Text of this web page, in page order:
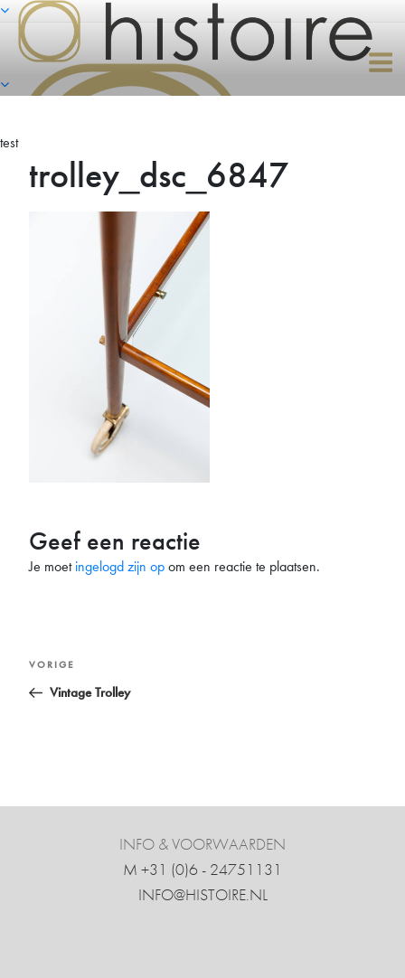
Naar
inhoud
springen
test
trolley_dsc_6847
Geef een reactie
Je moetingelogd zijn opom een reactie te plaatsen.
Bericht
navigatie
Vorig
bericht
VORIGE
Vintage Trolley
INFO & VOORWAARDEN
M +31 ‍(0)6 - 24751131
INFO@HISTOIRE.NL